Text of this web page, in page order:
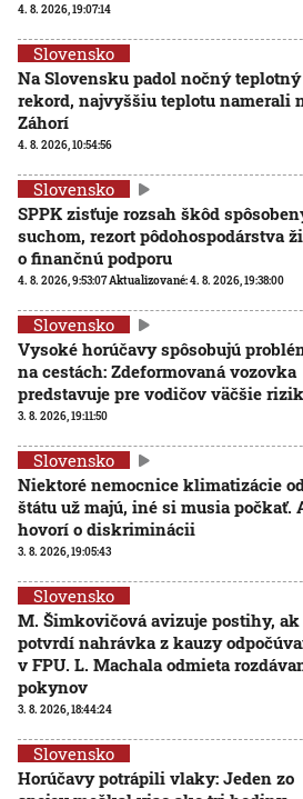
4. 8. 2026, 19:07:14
Slovensko
Na Slovensku padol nočný teplotný
rekord, najvyššiu teplotu namerali
Záhorí
4. 8. 2026, 10:54:56
Slovensko
SPPK zisťuje rozsah škôd
suchom, rezort pôdohospodárstva
o finančnú podporu
4. 8. 2026, 9:53:07Aktualizované:4. 8. 2026, 19:38:00
Slovensko
Vysoké horúčavy spôsobujú
na cestách: Zdeformovaná vozovka
predstavuje pre vodičov väčšie
3. 8. 2026, 19:11:50
Slovensko
Niektoré nemocnice klimatizácie
štátu už majú, iné si musia počkať.
hovorí o diskriminácii
3. 8. 2026, 19:05:43
Slovensko
M. Šimkovičová avizuje postihy, ak
potvrdí nahrávka z kauzy
v FPU. L. Machala odmieta
pokynov
3. 8. 2026, 18:44:24
Slovensko
Horúčavy potrápili vlaky: Jeden zo